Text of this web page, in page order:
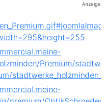
Anzeige